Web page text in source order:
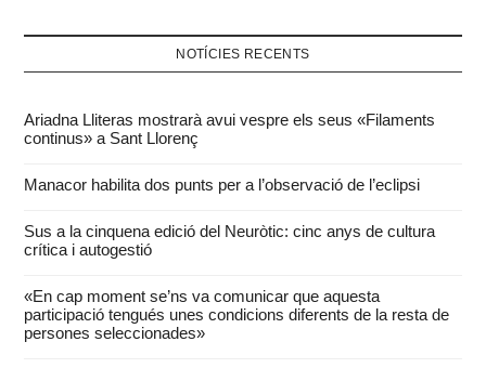
NOTÍCIES RECENTS
Ariadna Lliteras mostrarà avui vespre els seus «Filaments
continus» a Sant Llorenç
Manacor habilita dos punts per a l’observació de l’eclipsi
Sus a la cinquena edició del Neuròtic: cinc anys de cultura
crítica i autogestió
«En cap moment se’ns va comunicar que aquesta
participació tengués unes condicions diferents de la resta de
persones seleccionades»